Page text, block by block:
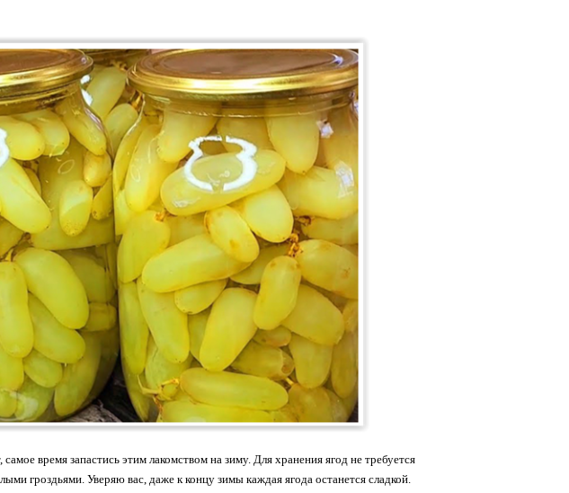
время запастись этим лакомством на зиму. Для хранения ягод не требуется
гроздьями. Уверяю вас, даже к концу зимы каждая ягода останется сладкой.